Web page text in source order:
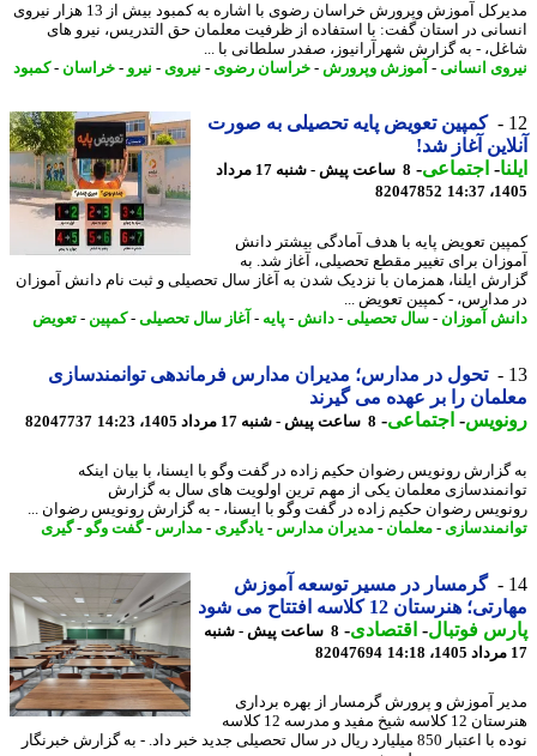
مدیرکل آموزش وپرورش خراسان رضوی با اشاره به کمبود بیش از 13 هزار نیروی
در استان گفت: با استفاده از ظرفیت معلمان حق التدریس، نیرو های
- به گزارش شهرآرانیوز، صفدر سلطانی با ...
انسانی-آموزش وپرورش-خراسان رضوی-نیروی-نیرو -خراسان-کمبود
کمپین تعویض پایه تحصیلی به صورت
آغاز شد!
-اجتماعی-
8 ساعت پیش - شنبه 17 مرداد
82047852
تعویض پایه با هدف آمادگی بیشتر دانش
برای تغییر مقطع تحصیلی، آغاز شد. به
ایلنا، همزمان با نزدیک شدن به آغاز سال تحصیلی و ثبت نام دانش آموزان
- کمپین تعویض ...
آموزان- سال تحصیلی-دانش -پایه-آغاز سال تحصیلی-کمپین-تعویض
تحول در مدارس؛ مدیران مدارس فرماندهی توانمندسازی
را بر عهده می گیرند
-اجتماعی-8 ساعت پیش - شنبه 17 مرداد 1405، 14:23 82047737
رونویس رضوان حکیم زاده در گفت وگو با ایسنا، با بیان اینکه
معلمان یکی از مهم ترین اولویت های سال به گزارش
رضوان حکیم زاده در گفت وگو با ایسنا، - به گزارش رونویس رضوان ...
- معلمان-مدیران مدارس -یادگیری- مدارس -گفت وگو-گیری
گرمسار در مسیر توسعه آموزش
هنرستان 12 کلاسه افتتاح می شود
فوتبال-اقتصادی- 8 ساعت پیش - شنبه
82047694
آموزش و پرورش گرمسار از بهره برداری
هنرستان 12 کلاسه شیخ مفید و مدرسه 12 کلاسه
نوده با اعتبار 850 میلیارد ریال در سال تحصیلی جدید خبر داد. - به گزارش خبرنگار